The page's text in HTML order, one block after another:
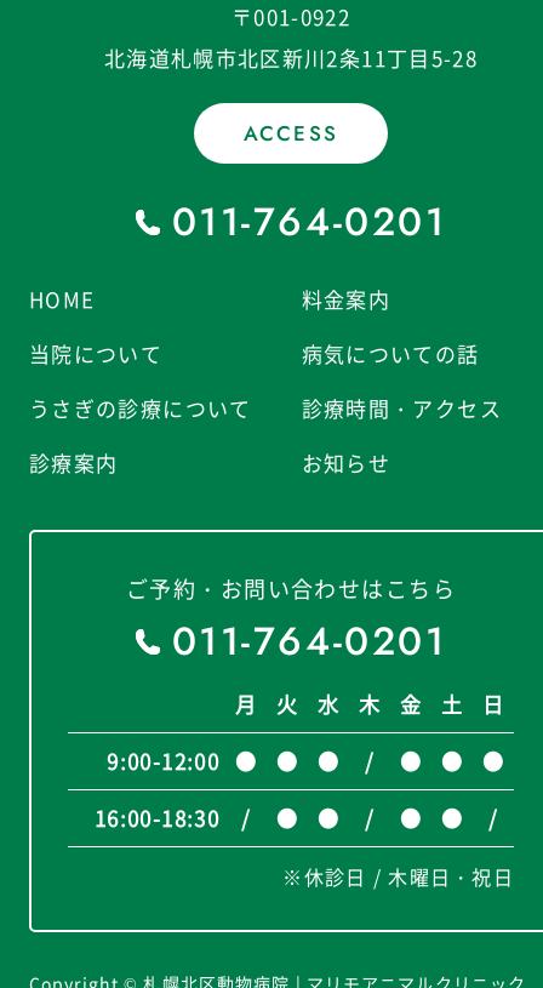
〒001-0922
北海道札幌市北区新川2条11丁目5-28
ACCESS
011-764-0201
HOME
当院について
うさぎの診療について
診療案内
料金案内
病気についての話
診療時間・アクセス
お知らせ
ご予約・お問い合わせはこちら
011-764-0201
月 火 水 木 金 土
日
9:00-12:00 ● ● ● / ● ●
●
16:00-18:30
/ ● ● / ● ● /
※休診日 / 木曜日・祝日